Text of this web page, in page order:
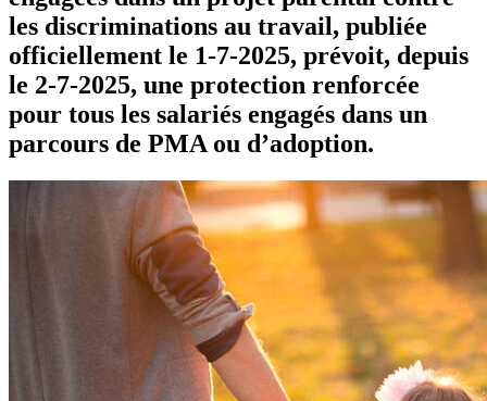
les discriminations au travail, publiée
officiellement le 1-7-2025, prévoit, depuis
le 2-7-2025, une protection renforcée
pour tous les salariés engagés dans un
parcours de PMA ou d’adoption.